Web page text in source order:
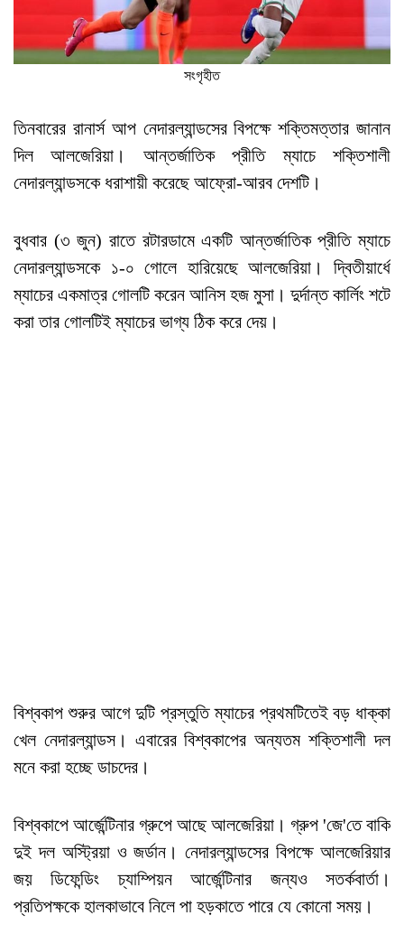
সংগৃহীত
তিনবারের রানার্স আপ নেদারল্যান্ডসের বিপক্ষে শক্তিমত্তার জানান
দিল আলজেরিয়া। আন্তর্জাতিক প্রীতি ম্যাচে শক্তিশালী
নেদারল্যান্ডসকে ধরাশায়ী করেছে আফ্রো-আরব দেশটি।
বুধবার (৩ জুন) রাতে রটারডামে একটি আন্তর্জাতিক প্রীতি ম্যাচে
নেদারল্যান্ডসকে ১-০ গোলে হারিয়েছে আলজেরিয়া। দ্বিতীয়ার্ধে
ম্যাচের একমাত্র গোলটি করেন আনিস হজ মুসা। দুর্দান্ত কার্লিং শটে
করা তার গোলটিই ম্যাচের ভাগ্য ঠিক করে দেয়।
বিশ্বকাপ শুরুর আগে দুটি প্রস্তুতি ম্যাচের প্রথমটিতেই বড় ধাক্কা
খেল নেদারল্যান্ডস। এবারের বিশ্বকাপের অন্যতম শক্তিশালী দল
মনে করা হচ্ছে ডাচদের।
বিশ্বকাপে আর্জেন্টিনার গ্রুপে আছে আলজেরিয়া। গ্রুপ 'জে'তে বাকি
দুই দল অস্ট্রিয়া ও জর্ডান। নেদারল্যান্ডসের বিপক্ষে আলজেরিয়ার
জয় ডিফেন্ডিং চ্যাম্পিয়ন আর্জেন্টিনার জন্যও সতর্কবার্তা।
প্রতিপক্ষকে হালকাভাবে নিলে পা হড়কাতে পারে যে কোনো সময়।